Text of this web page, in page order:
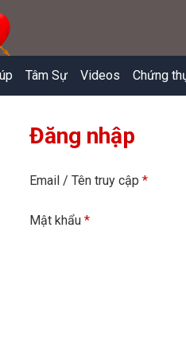
Tâm Sự Videos Chứng
Đăng nhập
Email / Tên truy cập *
Mật khẩu *